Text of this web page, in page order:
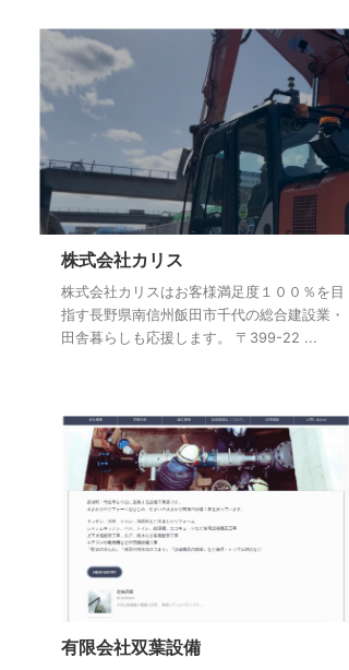
株式会社カリス
株式会社カリスはお客様満足度１００％を目
指す長野県南信州飯田市千代の総合建設業・
田舎暮らしも応援します。 〒399-22 ...
有限会社双葉設備